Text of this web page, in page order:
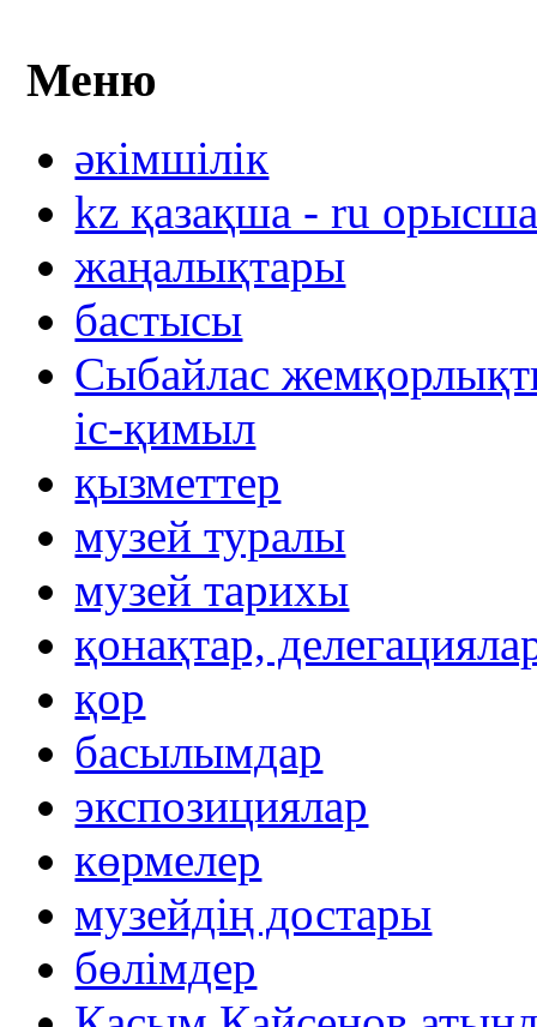
Меню
әкімшілік
kz қазақша - ru
жаңалықтары
бастысы
Сыбайлас
іс-қимыл
қызметтер
музей туралы
музей тарихы
қонақтар,
қор
басылымдар
экспозициялар
көрмелер
музейдің достары
бөлімдер